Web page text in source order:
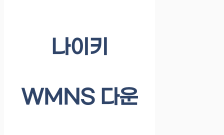
나이키
WMNS 다운